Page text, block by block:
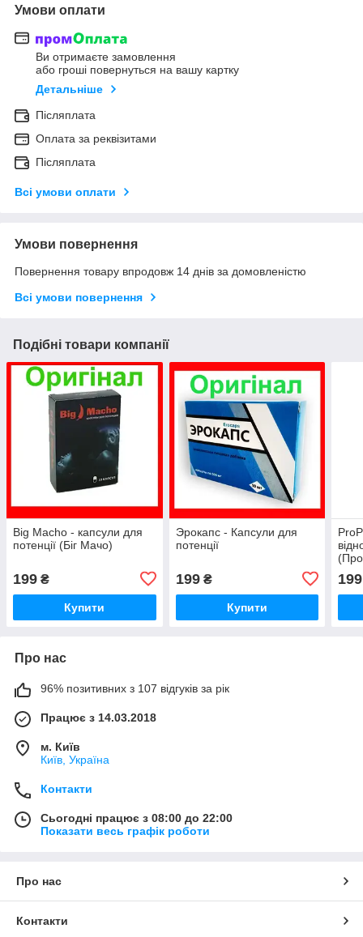
Умови оплати
Ви отримаєте замовлення
або гроші повернуться на вашу картку
Детальніше
Післяплата
Оплата за реквізитами
Післяплата
Всі умови оплати
Умови повернення
Повернення товару впродовж 14 днів за домовленістю
Всі умови повернення
Подібні товари компанії
Big Macho - капсули для
потенції (Біг Мачо)
199 ₴
Купити
Эрокапс - Капсули для
потенції
199₴
Купити
199
Про нас
96% позитивних з 107 відгуків за рік
Працює з 14.03.2018
м. Київ
Київ, Україна
Контакти
Сьогодні працює з 08:00 до 22:00
Показати весь графік роботи
Про нас
Контакти